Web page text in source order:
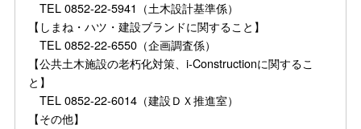
TEL 0852-22-5941（土木設計基準係）
【しまね・ハツ・建設ブランドに関すること】
TEL 0852-22-6550（企画調査係）
【公共土木施設の老朽化対策、i-Constructionに関するこ
と】
TEL 0852-22-6014（建設ＤＸ推進室）
【その他】